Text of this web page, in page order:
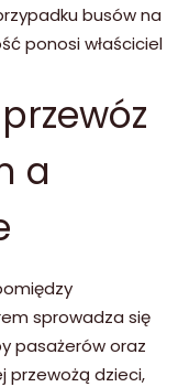
busów na
ponosi właściciel
a
sprowadza się
pasażerów oraz
przewożą dzieci,